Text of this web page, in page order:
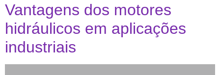
Vantagens dos motores
hidráulicos em aplicações
industriais